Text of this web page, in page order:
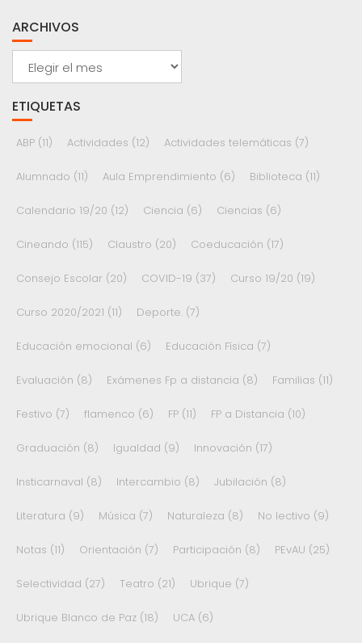
ARCHIVOS
ETIQUETAS
ABP (11) Actividades (12) Actividades telemáticas (7)
Alumnado (11) Aula Emprendimiento (6) Biblioteca (11)
Calendario 19/20 (12) Ciencia (6) Ciencias (6)
Cineando (115) Claustro (20) Coeducación (17)
Consejo Escolar (20) COVID-19 (37) Curso 19/20 (19)
Curso 2020/2021 (11) Deporte. (7)
Educación emocional (6) Educación Física (7)
Evaluación (8) Exámenes Fp a distancia (8) Familias (11)
Festivo (7) flamenco (6) FP (11) FP a Distancia (10)
Graduación (8) Igualdad (9) Innovación (17)
Insticarnaval (8) Intercambio (8) Jubilación (8)
Literatura (9) Música (7) Naturaleza (8) No lectivo (9)
Notas (11) Orientación (7) Participación (8) PEvAU (25)
Selectividad (27) Teatro (21) Ubrique (7)
Ubrique Blanco de Paz (18) UCA (6)